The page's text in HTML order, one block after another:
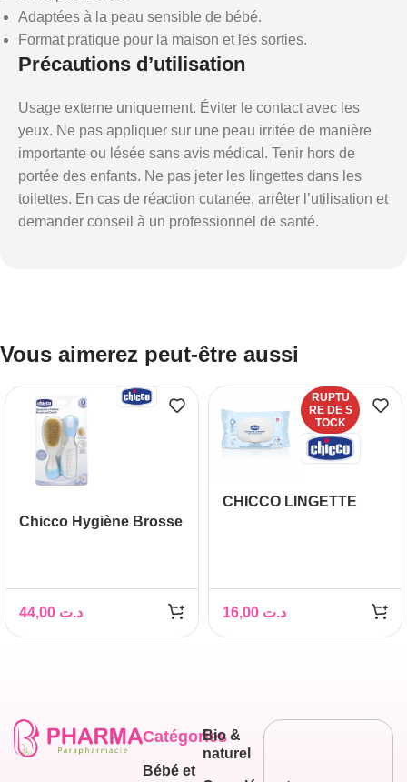
Adaptées à la peau sensible de bébé.
Format pratique pour la maison et les sorties.
Précautions d’utilisation
Usage externe uniquement. Éviter le contact avec les
yeux. Ne pas appliquer sur une peau irritée de manière
importante ou lésée sans avis médical. Tenir hors de
portée des enfants. Ne pas jeter les lingettes dans les
toilettes. En cas de réaction cutanée, arrêter l’utilisation et
demander conseil à un professionnel de santé.
Vous aimerez peut-être aussi
Chicco Hygiène Brosse
د.ت
RUPTU
RE DE S
TOCK
CHICCO LINGETTE
د.ت
Catégories
Bébé et
Bio &
naturel